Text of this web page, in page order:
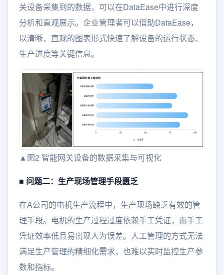
关设备采集到的数据，可以在DataEase中进行深度
分析和直观展示。企业管理者可以借助DataEase，
以清晰、直观的图表形式快速了解设备的运行状态、
生产进度等关键信息。
▲图2 智能网关设备的数据采集与可视化
■ 问题二：生产现场管理手段匮乏
在A公司的电机生产流程中，生产现场缺乏有效的管
理手段。电机的生产过程过度依赖手工凭证，而手工
凭证效率低且易出现人为误差。人工管理的方式无法
满足生产管理的精细化需求，也难以实时监控生产参
数和指标。